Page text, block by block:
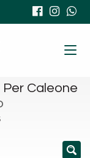
Caleone